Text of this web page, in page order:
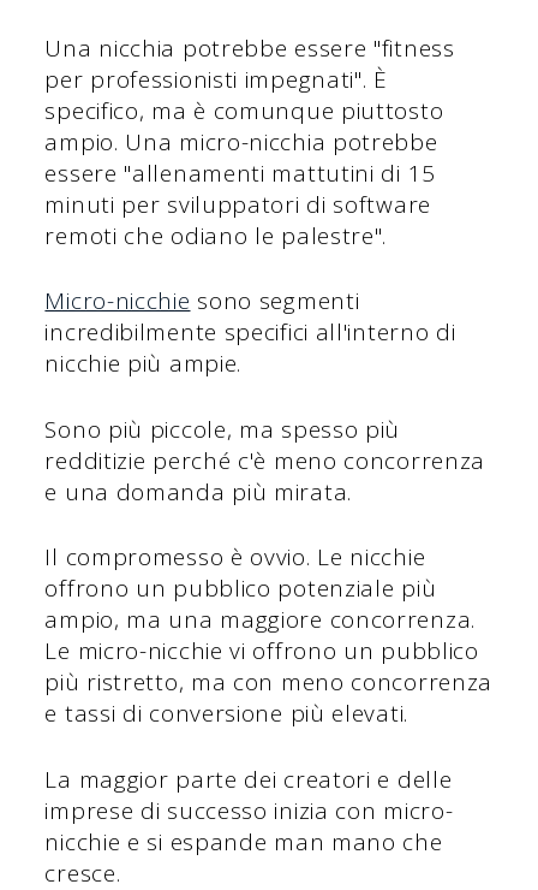
Una nicchia potrebbe essere "fitness
per professionisti impegnati". È
specifico, ma è comunque piuttosto
ampio. Una micro-nicchia potrebbe
essere "allenamenti mattutini di 15
minuti per sviluppatori di software
remoti che odiano le palestre".
Micro-nicchie sono segmenti
incredibilmente specifici all'interno di
nicchie più ampie.
Sono più piccole, ma spesso più
redditizie perché c'è meno concorrenza
e una domanda più mirata.
Il compromesso è ovvio. Le nicchie
offrono un pubblico potenziale più
ampio, ma una maggiore concorrenza.
Le micro-nicchie vi offrono un pubblico
più ristretto, ma con meno concorrenza
e tassi di conversione più elevati.
La maggior parte dei creatori e delle
imprese di successo inizia con micro-
nicchie e si espande man mano che
cresce.